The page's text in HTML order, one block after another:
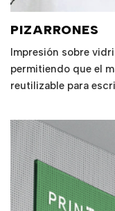
PIZARRONES
Impresión sobre
permitiendo que el
reutilizable para